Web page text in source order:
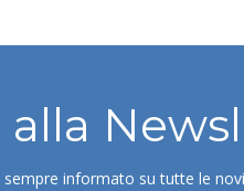
alla
sempre informato su tutte le